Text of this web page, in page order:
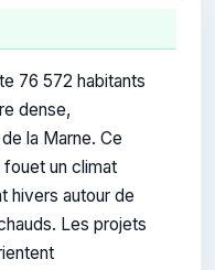
76 572 habitants
dense,
la Marne. Ce
fouet un climat
hivers autour de
Les projets